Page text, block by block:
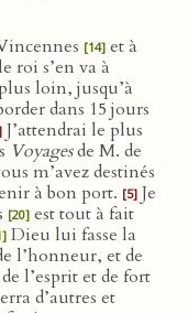
[14] et à
roi s’en va à
loin, jusqu’à
dans 15 jours
J’attendrai le plus
Voyagesde M. de
m’avez destinés
à bon port. [5] Je
[20] est tout à fait
Dieu lui fasse la
l’honneur, et de
l’esprit et de fort
d’autres et